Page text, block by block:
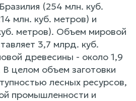
(254 млн. куб.
млн. куб. метров) и
метров). Объем мировой
3,7 млрд. куб.
древесины - около 1,9
целом объем заготовки
лесных ресурсов,
промышленности и